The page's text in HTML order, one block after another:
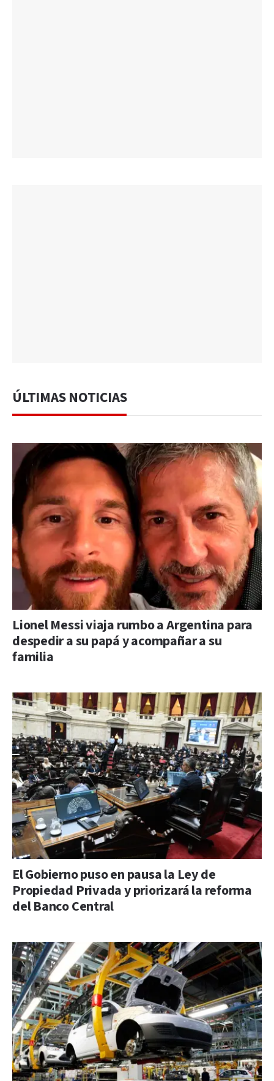
ÚLTIMAS NOTICIAS
Lionel Messi viaja rumbo a Argentina para
despedir a su papá y acompañar a su
familia
El Gobierno puso en pausa la Ley de
Propiedad Privada y priorizará la reforma
del Banco Central